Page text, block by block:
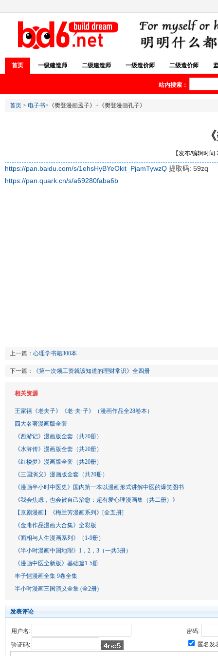
首页 一级建造师 二级建造师 一级造价师 二级造价师
站内搜索：
首页 > 电子书>《樊登漫画孟子》+《樊登漫画孔子》
【发布/编辑时
https://pan.baidu.com/s/1ehsHyBYeOkit_PjamTywzQ 提取码: 59zq
https://pan.quark.cn/s/a69280faba6b
上一篇： 心理学书籍300本
下一篇： 《第一次领工资就该知道的理财常识》全四册
相关资源
王家禧《老夫子》《老·夫·子》（漫画作品全28卷本）
四大名著漫画版全套
《西游记》漫画版全套（共20册）
《水浒传》漫画版全套（共20册）
《红楼梦》漫画版全套（共20册）
《三国演义》漫画版全套（共20册）
《漫画半小时中医史》国内第一本以漫画形式讲解中医的爆笑图书
《我会焦虑，也会被自己治愈：超有爱心理漫画集（共二册）》
【京剧漫画】《梅兰芳漫画系列》[全五册]
《金庸作品漫画大合集》全彩版
《面相与人生漫画系列》（1-9册）
《半小时漫画中国地理》1，2，3（一共3册）
《漫画中医全新版》基础篇1-5册
丰子恺漫画全集 9卷全集
半小时漫画三国演义全集 (全2册)
发表评论
用户名:
密码:
验证码:
匿名发